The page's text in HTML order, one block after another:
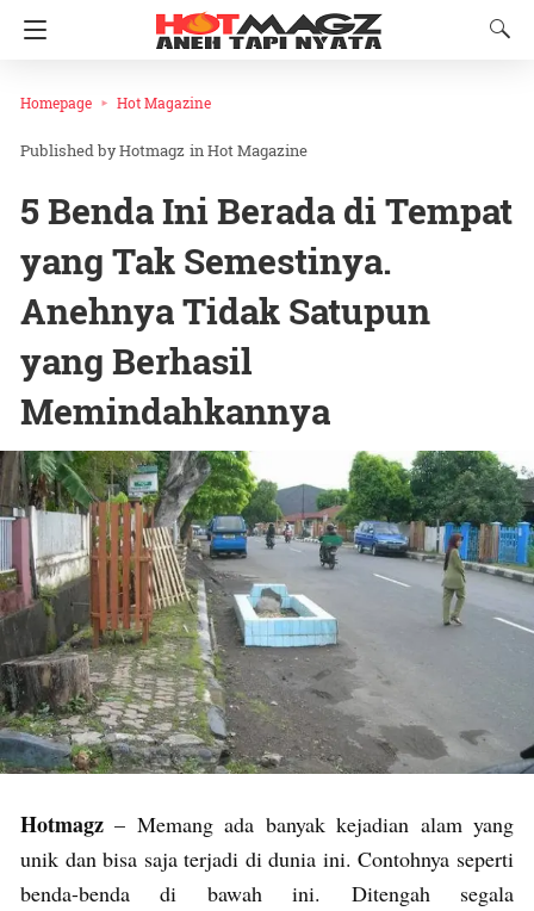
Homepage Hot Magazine
Hotmagz inHot Magazine
5 Benda Ini Berada di Tempat
yang Tak Semestinya.
Anehnya Tidak Satupun
yang Berhasil
Memindahkannya
Hotmagz – Memang ada banyak kejadian alam yang
unik dan bisa saja terjadi di dunia ini. Contohnya seperti
benda-benda di bawah ini. Ditengah segala